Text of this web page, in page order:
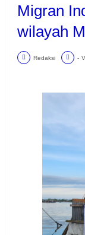
Migran
wilayah
Redaksi -